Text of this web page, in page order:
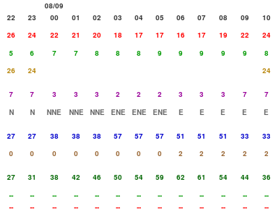
08/09
22 23 00 01 02 03 04 05 06 07 08 09 10
26 24 22 21 20 18 17 17 16 17 19 22 24
5 6 7 7 8 8 8 9 9 9 9 9 8
26 24 24
7 7 3 3 3 2 2 2 3 3 3 7 7
N N NNE NNE NNE ENE ENE ENE E E E E E
27 27 38 38 38 57 57 57 51 51 51 33 33
0 0 0 0 0 0 0 0 2 2 2 2 2
27 31 38 42 46 50 54 59 62 61 54 44 36
-- -- -- -- -- -- -- -- -- -- -- -- --
-- -- -- -- -- -- -- -- -- -- -- -- --